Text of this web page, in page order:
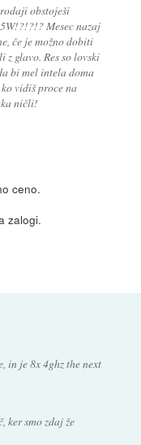
obstoješi
Mesec nazaj
če je možno dobiti
z glavo. Res so lovski
bi mel intela doma
vidiš proce na
ničli!
ceno.
zalogi.
in je 8x 4ghz the next
ker smo zdaj že